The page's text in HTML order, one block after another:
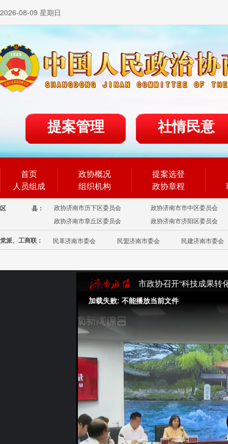
2026-08-09 星期日
提案管理 社情民意
首页
人员组成
政协概况
组织机构
提案选登
政协章程
区 县： 政协济南市历下区委员会
政协济南市市中区委员会
政协济南市章丘区委员会
政协济南市济阳区委员会
党派、工商联： 民革济南市委会 民盟济南市委会 民建济南市委会
市政协召开“科技成果转
加载失败: 不能播放当前文件